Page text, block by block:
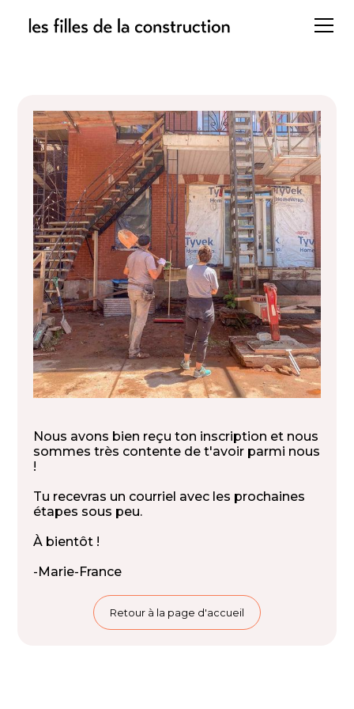
Nous avons bien reçu ton inscription et nous
sommes très contente de t'avoir parmi nous
!
Tu recevras un courriel avec les prochaines
étapes sous peu.
À bientôt !
-Marie-France
Retour à la page d'accueil